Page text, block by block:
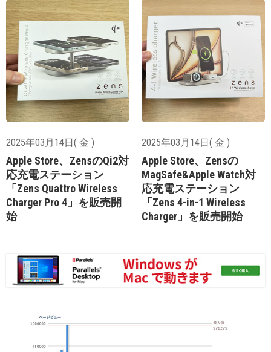
2025年03月14日( 金 )
Apple Store、ZensのQi2対
応充電ステーション
「Zens Quattro Wireless
Charger Pro 4」を販売開
始
2025年03月14日( 金 )
Apple Store、Zensの
MagSafe&Apple Watch対
応充電ステーション
「Zens 4-in-1 Wireless
Charger」を販売開始